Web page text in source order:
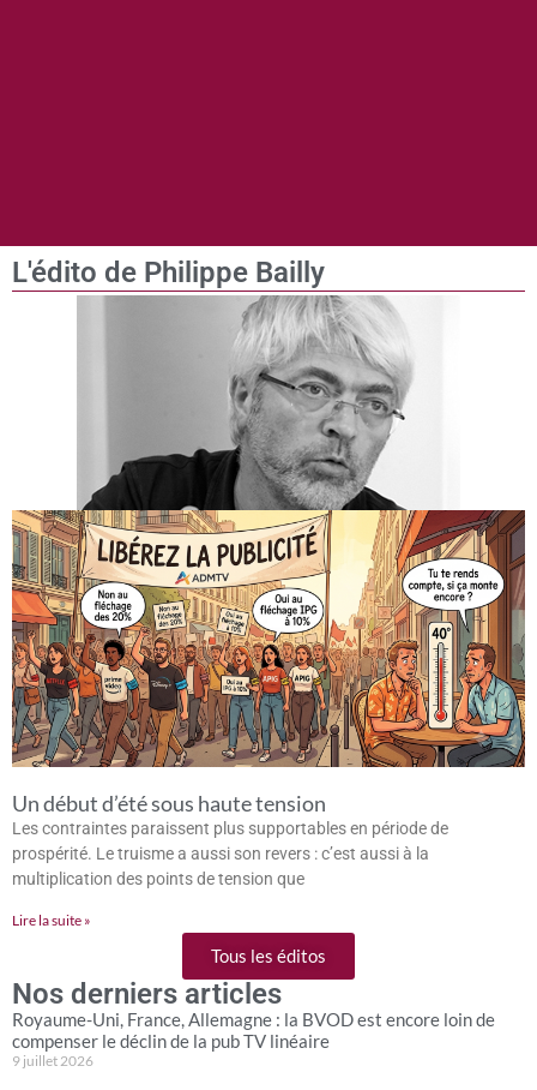
L'édito de Philippe Bailly
Un début d’été sous haute tension
Les contraintes paraissent plus supportables en période de
prospérité. Le truisme a aussi son revers : c’est aussi à la
multiplication des points de tension que
Lire la suite »
Tous les éditos
Nos derniers articles
Royaume-Uni, France, Allemagne : la BVOD est encore loin de
compenser le déclin de la pub TV linéaire
9 juillet 2026